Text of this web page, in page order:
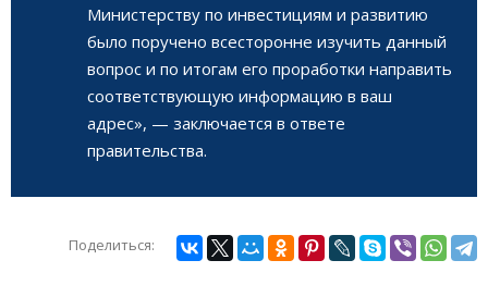
Министерству по инвестициям и развитию
было поручено всесторонне изучить данный
вопрос и по итогам его проработки направить
соответствующую информацию в ваш
адрес», — заключается в ответе
правительства.
Поделиться: